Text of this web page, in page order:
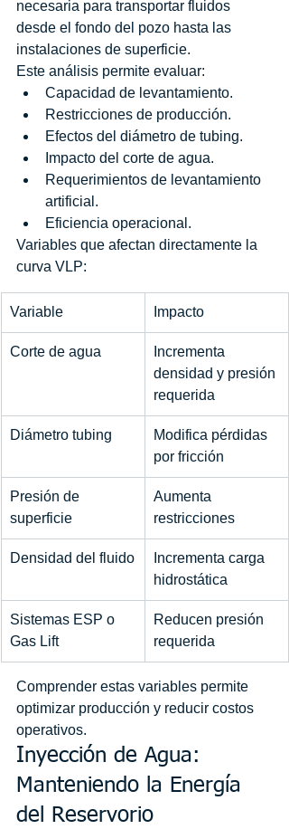
necesaria para transportar fluidos
desde el fondo del pozo hasta las
instalaciones de superficie.
Este análisis permite evaluar:
Capacidad de levantamiento.
Restricciones de producción.
Efectos del diámetro de tubing.
Impacto del corte de agua.
Requerimientos de levantamiento
artificial.
Eficiencia operacional.
Variables que afectan directamente la
curva VLP:
Variable Impacto
Corte de agua
Incrementa
densidad y presión
requerida
Diámetro tubing
Modifica pérdidas
por fricción
Presión de
superficie
Aumenta
restricciones
Densidad del fluido
Incrementa carga
hidrostática
Sistemas ESP o
Gas Lift
Reducen presión
requerida
Comprender estas variables permite
optimizar producción y reducir costos
operativos.
Inyección de Agua:
Manteniendo la Energía
del Reservorio